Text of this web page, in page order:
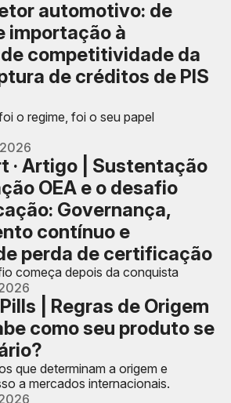
automotivo: de
importação à
competitividade da
de créditos de PIS
o regime, foi o seu papel
· Artigo | Sustentação
OEA e o desafio
Governança,
contínuo e
perda de certificação
começa depois da conquista
| Regras de Origem
como seu produto se
que determinam a origem e
a mercados internacionais.